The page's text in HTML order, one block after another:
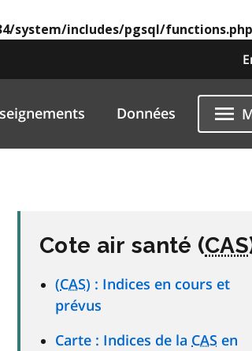
system/includes/pgsql/functions.php
Données
Cote air santé (CAS
(CAS) : Indices en cours et
prévus
Carte : Indices de la CAS en